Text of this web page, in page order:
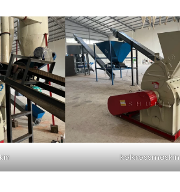
kolkrossmaskin